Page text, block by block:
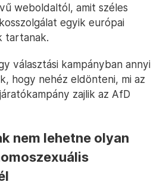
weboldaltól, amit széles
egyik európai
tartanak.
választási kampányban annyi
hogy nehéz eldönteni, mi az
zajlik az AfD
nem lehetne olyan